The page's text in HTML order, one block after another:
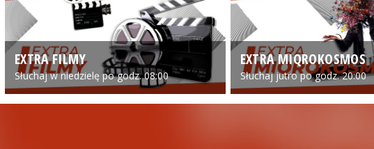
EXTRA FILMY
Słuchaj w niedzielę po godz. 08:00
EXTRA MIQROKOSMOS
Słuchaj jutro po godz. 20:00